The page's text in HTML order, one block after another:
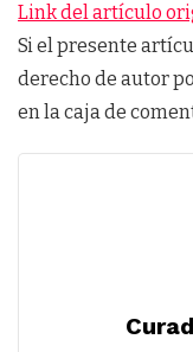
Link del artículo
Si el presente
derecho de autor
en la caja de